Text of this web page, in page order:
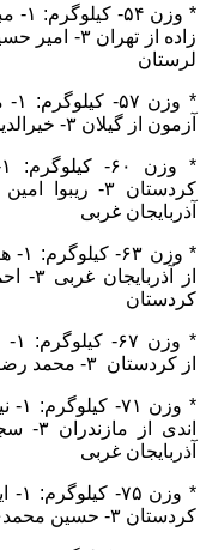
زاده از
لرستان
آزمون از گیلان ۳- خیرالدین احمدی از فارس و علیرضا قنبری از قم
کردستان ۳-
آذربایجان غربی
از
کردستان
از کردستان ۳- محمد رضایی از کرمانشاه و امیر یوسفی از البرز
اندی
آذربایجان غربی
کردستان ۳- حسین محمدی از کیش و علی جدیدی از تهران